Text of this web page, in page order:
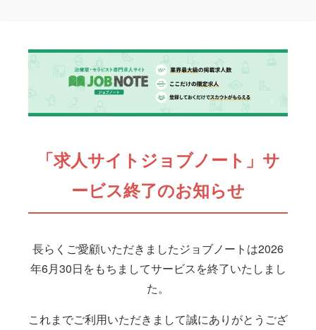
「求人サイトジョブノート」サ
ービス終了のお知らせ
長らくご愛顧いただきましたジョブノートは2026
年6月30日をもちましてサービスを終了いたしまし
た。
これまでご利用いただきまして誠にありがとうござ